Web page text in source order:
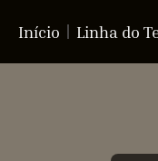
Início Linha do